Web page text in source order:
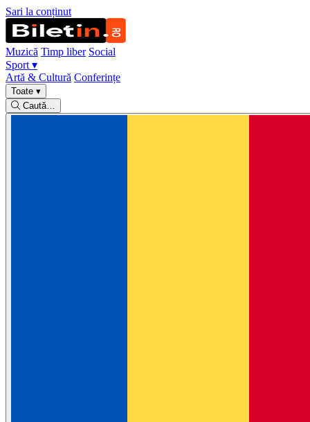
Sari la conținut
Muzică Timp liber Social
Sport ▾
Artă & Cultură Conferințe
Toate ▾
Caută…